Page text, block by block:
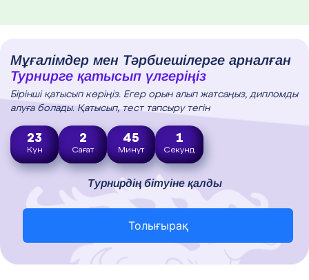
Мұғалімдер мен Тәрбиешілерге арналған
Турнирге қатысып үлгеріңіз
Бірінші қатысып көріңіз. Егер орын алып жатсаңыз, дипломды
алуға болады. Қатысып, тест тапсыру тегін
23
Күн
2
Сағат
45
Минут
0
Секунд
Турнирдің бітуіне қалды
Толығырақ